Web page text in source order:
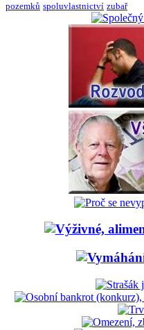
pozemků spoluvlastnictví zubař